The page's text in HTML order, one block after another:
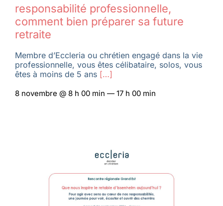
responsabilité professionnelle,
comment bien préparer sa future
retraite
Membre d’Eccleria ou chrétien engagé dans la vie
professionnelle, vous êtes célibataire, solos, vous
êtes à moins de 5 ans[…]
8 novembre @ 8 h 00 min — 17 h 00 min